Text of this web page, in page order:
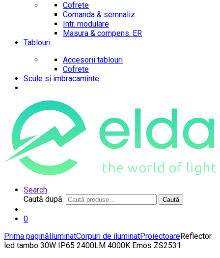
Cofrete
Comanda & semnaliz.
Intr. modulare
Masura & compens. ER
Tablouri
Accesorii tablouri
Cofrete
Scule si imbracaminte
Search
Caută după:
Caută
0
Prima paginăIluminatCorpuri de iluminatProiectoareReflector
led tambo 30W IP65 2400LM 4000K Emos ZS2531